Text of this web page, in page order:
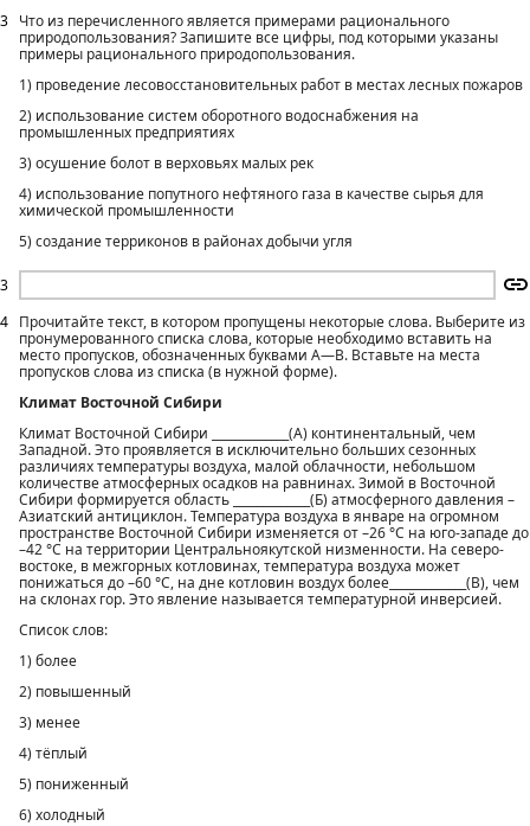
3
3
Что из перечисленного является примерами рационального
природопользования? Запишите все цифры, под которыми указаны
примеры рационального природопользования.
1) проведение лесовосстановительных работ в местах лесных пожаров
2) использование систем оборотного водоснабжения на
промышленных предприятиях
3) осушение болот в верховьях малых рек
4) использование попутного нефтяного газа в качестве сырья для
химической промышленности
5) создание терриконов в районах добычи угля
4
Прочитайте текст, в котором пропущены некоторые слова. Выберите из
пронумерованного списка слова, которые необходимо вставить на
место пропусков, обозначенных буквами А—В. Вставьте на места
пропусков слова из списка (в нужной форме).
Климат Восточной Сибири
Климат Восточной Сибири _____________(А) континентальный, чем
Западной. Это проявляется в исключительно больших сезонных
различиях температуры воздуха, малой облачности, небольшом
количестве атмосферных осадков на равнинах. Зимой в Восточной
Сибири формируется область _____________(Б) атмосферного давления –
Азиатский антициклон. Температура воздуха в январе на огромном
пространстве Восточной Сибири изменяется от –26 °С на юго-западе до
–42 °С на территории Центральноякутской низменности. На северо-
востоке, в межгорных котловинах, температура воздуха может
понижаться до –60 °С, на дне котловин воздух более_____________(В), чем
на склонах гор. Это явление называется температурной инверсией.
Список слов:
1) более
2) повышенный
3) менее
4) тёплый
5) пониженный
6) холодный